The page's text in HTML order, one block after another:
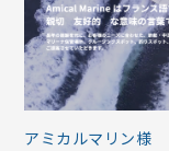
アミカルマリン様